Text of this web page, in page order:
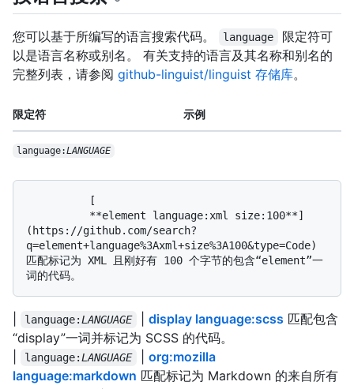
您可以基于所编写的语言搜索代码。 language
限定符可
以是语言名称或别名。 有关支持的语言及其名称和别名的
完整列表，请参阅 github-linguist/linguist 存储库。
限定符 示例
language:LANGUAGE
(https://github.com/search?
q=element+language%3Axml+size%3A100&type=Code)
匹配标记为 XML 且刚好有 100 个字节的包含“element”一
language:LANGUAGE display language:scss 匹配包含
“display”一词并标记为 SCSS 的代码。
language:LANGUAGE
org:mozilla
language:markdown 匹配标记为 Markdown 的来自所有